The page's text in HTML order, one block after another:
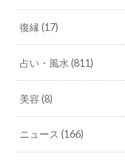
復縁(17)
占い・風水(811)
美容(8)
ニュース(166)